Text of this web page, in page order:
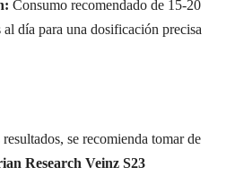
Consumo recomendado de 15-20
al día para una dosificación precisa
se recomienda tomar de
Research Veinz S23